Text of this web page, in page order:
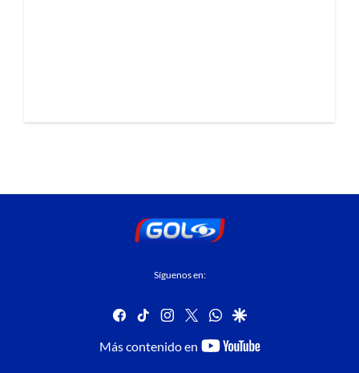
Síguenos en:
facebook
tiktok instagram
twitterwhatsapp
google
Más contenido en
youtube-